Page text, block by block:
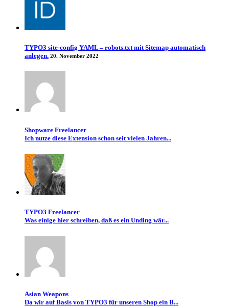
TYPO3 site-config YAML – robots.txt mit Sitemap automatisch
anlegen. 20. November 2022
Shopware Freelancer
Ich nutze diese Extension schon seit vielen Jahren...
TYPO3 Freelancer
Was einige hier schreiben, daß es ein Unding wär...
Asian Weapons
Da wir auf Basis von TYPO3 für unseren Shop ein B...